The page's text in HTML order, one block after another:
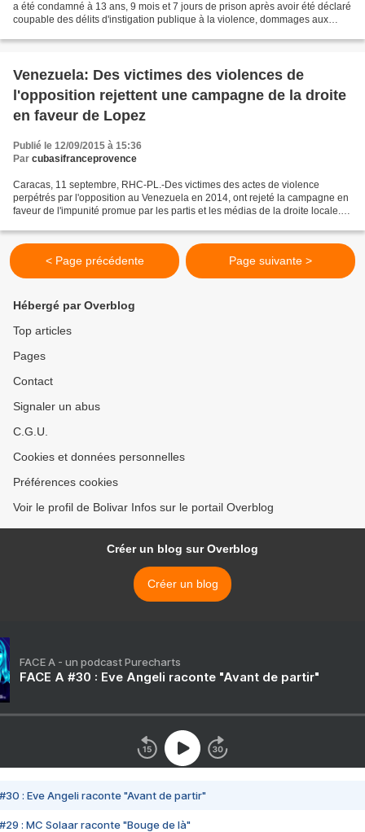
a été condamné à 13 ans, 9 mois et 7 jours de prison après avoir été déclaré
coupable des délits d'instigation publique à la violence, dommages aux
Venezuela: Des victimes des violences de
l'opposition rejettent une campagne de la droite
en faveur de Lopez
Publié le 12/09/2015 à 15:36
Par cubasifranceprovence
Caracas, 11 septembre, RHC-PL.-Des victimes des actes de violence
perpétrés par l'opposition au Venezuela en 2014, ont rejeté la campagne en
faveur de l'impunité promue par les partis et les médias de la droite locale.
< Page précédente Page suivante >
Hébergé par Overblog
Top articles
Pages
Contact
Signaler un abus
C.G.U.
Cookies et données personnelles
Préférences cookies
Voir le profil de Bolivar Infos sur le portail Overblog
Créer un blog sur Overblog
Créer un blog
FACE A - un podcast Purecharts
FACE A #30 : Eve Angeli raconte "Avant de partir"
#30 : Eve Angeli raconte "Avant de partir"
#29 : MC Solaar raconte "Bouge de là"